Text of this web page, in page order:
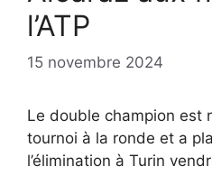
l’ATP
15 novembre 2024
Le double champion est
tournoi à la ronde et a
l’élimination à Turin